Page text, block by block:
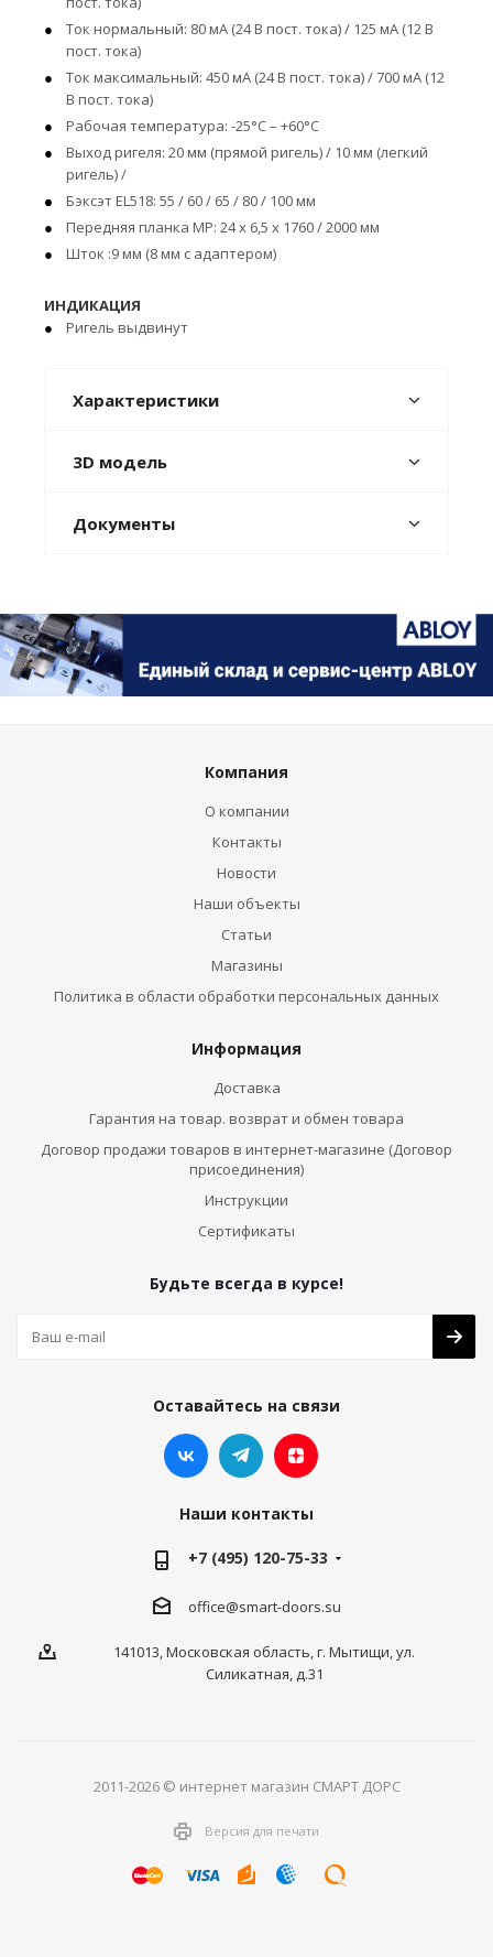
Ток нормальный: 80 мА (24 В пост. тока) / 125 мА (12 В
пост. тока)
Ток максимальный: 450 мА (24 В пост. тока) / 700 мА (12
В пост. тока)
Рабочая температура: -25°С – +60°С
Выход ригеля: 20 мм (прямой ригель) / 10 мм (легкий
ригель) /
Бэксэт EL518: 55 / 60 / 65 / 80 / 100 мм
Передняя планка MP: 24 x 6,5 x 1760 / 2000 мм
Шток :9 мм (8 мм с адаптером)
ИНДИКАЦИЯ
Ригель выдвинут
Характеристики
3D модель
Документы
Компания
О компании
Контакты
Новости
Наши объекты
Статьи
Магазины
Политика в области обработки персональных данных
Информация
Доставка
Гарантия на товар. возврат и обмен товара
Договор продажи товаров в интернет-магазине (Договор
присоединения)
Инструкции
Сертификаты
Будьте всегда в курсе!
Оставайтесь на связи
Наши контакты
+7 (495) 120-75-33
office@smart-doors.su
141013, Московская область, г. Мытищи, ул.
Силикатная, д.31
2011-2026 © интернет магазин СМАРТ ДОРС
Версия для печати